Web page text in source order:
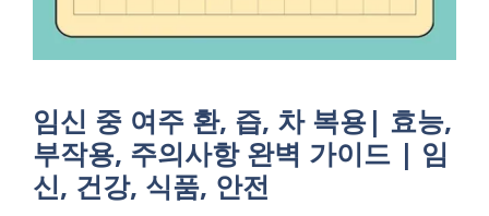
임신 중 여주 환, 즙, 차 복용| 효능,
부작용, 주의사항 완벽 가이드 | 임
신, 건강, 식품, 안전